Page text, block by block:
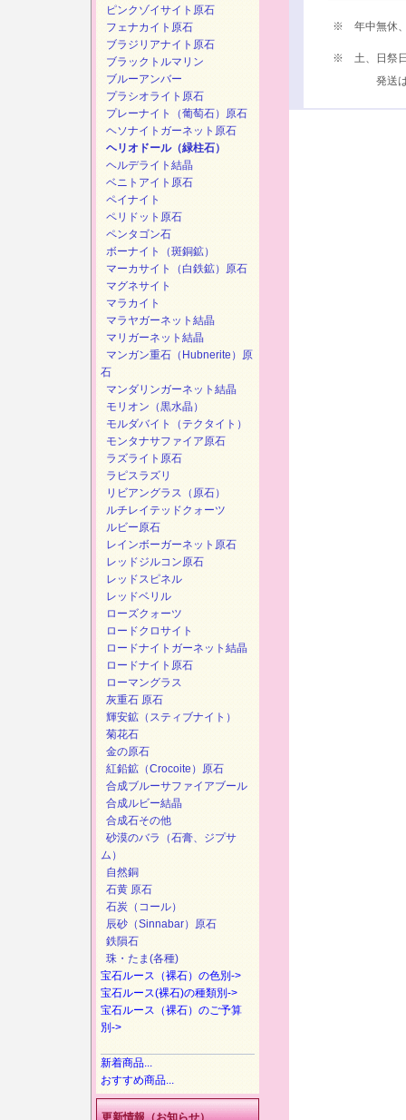
※ 年中無休、
※ 土、日祭日
発送は、
ピンクゾイサイト原石
フェナカイト原石
ブラジリアナイト原石
ブラックトルマリン
ブルーアンバー
プラシオライト原石
プレーナイト（葡萄石）原石
ヘソナイトガーネット原石
ヘリオドール（緑柱石）
ヘルデライト結晶
ベニトアイト原石
ペイナイト
ペリドット原石
ペンタゴン石
ボーナイト（斑銅鉱）
マーカサイト（白鉄鉱）原石
マグネサイト
マラカイト
マラヤガーネット結晶
マリガーネット結晶
マンガン重石（Hubnerite）原
石
マンダリンガーネット結晶
モリオン（黒水晶）
モルダバイト（テクタイト）
モンタナサファイア原石
ラズライト原石
ラピスラズリ
リビアングラス（原石）
ルチレイテッドクォーツ
ルビー原石
レインボーガーネット原石
レッドジルコン原石
レッドスピネル
レッドベリル
ローズクォーツ
ロードクロサイト
ロードナイトガーネット結晶
ロードナイト原石
ローマングラス
灰重石 原石
輝安鉱（スティブナイト）
菊花石
金の原石
紅鉛鉱（Crocoite）原石
合成ブルーサファイアブール
合成ルビー結晶
合成石その他
砂漠のバラ（石膏、ジプサ
ム）
自然銅
石黄 原石
石炭（コール）
辰砂（Sinnabar）原石
鉄隕石
珠・たま(各種)
宝石ルース（裸石）の色別->
宝石ルース(裸石)の種類別->
宝石ルース（裸石）のご予算
別->
新着商品...
おすすめ商品...
更新情報（お知らせ）